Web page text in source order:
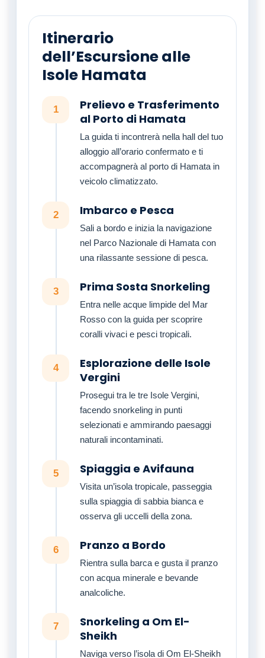
Itinerario
dell’Escursione alle
Isole Hamata
1
Prelievo e Trasferimento
al Porto di Hamata
La guida ti incontrerà nella hall del tuo
alloggio all’orario confermato e ti
accompagnerà al porto di Hamata in
veicolo climatizzato.
2 Imbarco e Pesca
Sali a bordo e inizia la navigazione
nel Parco Nazionale di Hamata con
una rilassante sessione di pesca.
3 Prima Sosta Snorkeling
Entra nelle acque limpide del Mar
Rosso con la guida per scoprire
coralli vivaci e pesci tropicali.
4
Esplorazione delle Isole
Vergini
Prosegui tra le tre Isole Vergini,
facendo snorkeling in punti
selezionati e ammirando paesaggi
naturali incontaminati.
5 Spiaggia e Avifauna
Visita un’isola tropicale, passeggia
sulla spiaggia di sabbia bianca e
osserva gli uccelli della zona.
6 Pranzo a Bordo
Rientra sulla barca e gusta il pranzo
con acqua minerale e bevande
analcoliche.
7
Snorkeling a Om El-
Sheikh
Naviga verso l’isola di Om El-Sheikh